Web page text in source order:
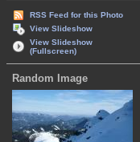
RSS Feed for this Photo
View Slideshow
View Slideshow
(Fullscreen)
Random Image